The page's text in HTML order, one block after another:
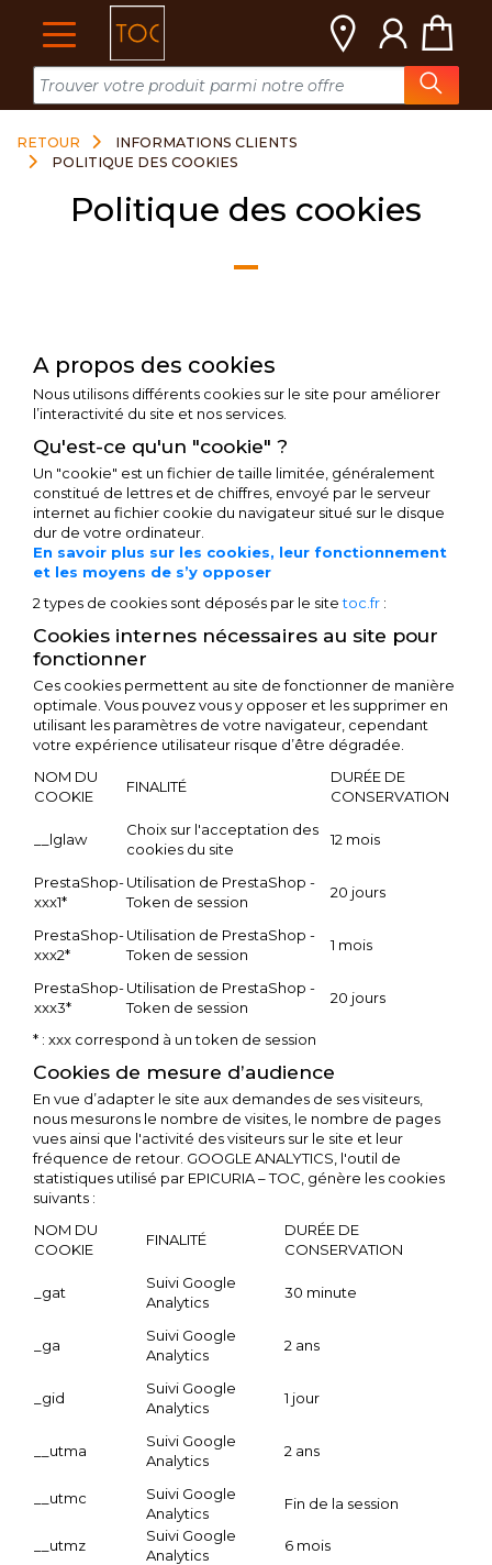
RETOUR
INFORMATIONS CLIENTS
POLITIQUE DES COOKIES
Politique des cookies
A propos des cookies
Nous utilisons différents cookies sur le site pour améliorer
l’interactivité du site et nos services.
Qu'est-ce qu'un "cookie" ?
Un "cookie" est un fichier de taille limitée, généralement
constitué de lettres et de chiffres, envoyé par le serveur
internet au fichier cookie du navigateur situé sur le disque
dur de votre ordinateur.
En savoir plus sur les cookies, leur fonctionnement
et les moyens de s’y opposer
2 types de cookies sont déposés par le sitetoc.fr :
Cookies internes nécessaires au site pour
fonctionner
Ces cookies permettent au site de fonctionner de manière
optimale. Vous pouvez vous y opposer et les supprimer en
utilisant les paramètres de votre navigateur, cependant
votre expérience utilisateur risque d’être dégradée.
NOM DU
COOKIE
FINALITÉ
DURÉE DE
CONSERVATION
__lglaw
Choix sur l'acceptation des
cookies du site
12 mois
PrestaShop-
xxx1*
Utilisation de PrestaShop -
Token de session
20 jours
PrestaShop-
xxx2*
Utilisation de PrestaShop -
Token de session
1 mois
PrestaShop-
xxx3*
Utilisation de PrestaShop -
Token de session
20 jours
* : xxx correspond à un token de session
Cookies de mesure d’audience
En vue d’adapter le site aux demandes de ses visiteurs,
nous mesurons le nombre de visites, le nombre de pages
vues ainsi que l'activité des visiteurs sur le site et leur
fréquence de retour. GOOGLE ANALYTICS, l'outil de
statistiques utilisé par EPICURIA – TOC, génère les cookies
suivants :
NOM DU
COOKIE
FINALITÉ
DURÉE DE
CONSERVATION
_gat
Suivi Google
Analytics
30 minute
_ga
Suivi Google
Analytics
2 ans
_gid
Suivi Google
Analytics
1 jour
__utma
Suivi Google
Analytics
2 ans
__utmc
Suivi Google
Analytics
Fin de la session
__utmz
Suivi Google
Analytics
6 mois
Cookies management panel